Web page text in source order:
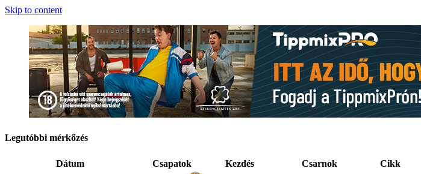
Skip to content
Legutóbbi mérkőzés
Dátum Csapatok Kezdés Csarnok Cikk